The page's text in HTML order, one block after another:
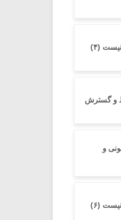
(۴)
و گسترش
و
(۶)